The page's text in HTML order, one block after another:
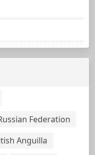
Federation
Anguilla